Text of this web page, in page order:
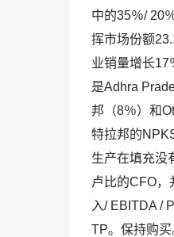
中的35％/ 20
挥市场份额
业销量增长17
是Adhra
邦（8％）和
特拉邦的
生产在填充没
卢比的CFO
入/ EBITDA /
TP。保持购买